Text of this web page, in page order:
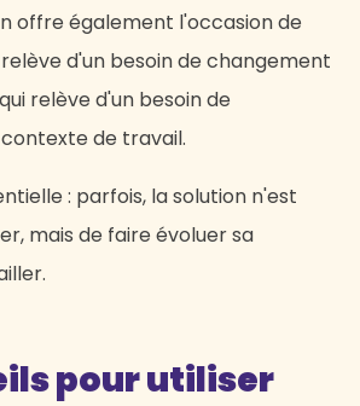
offre également l'occasion de
d'un besoin de changement
relève d'un besoin de
de travail.
: parfois, la solution n'est
mais de faire évoluer sa
pour utiliser